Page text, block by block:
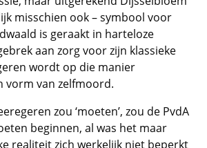
misschien ook – symbool voor
is geraakt in harteloze
aan zorg voor zijn klassieke
wordt op die manier
vorm van zelfmoord.
zou ‘moeten’, zou de PvdA
beginnen, al was het maar
realiteit zich werkelijk niet beperkt